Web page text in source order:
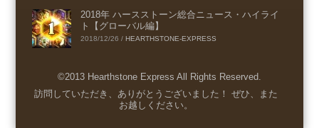
2018年 ハースストーン総合ニュース・ハイライ
ト【グローバル編】
2018/12/26 / HEARTHSTONE-EXPRESS
©2013 Hearthstone Express All Rights Reserved.
Menu
訪問していただき、ありがとうございました！ ぜひ、また
お越しください。